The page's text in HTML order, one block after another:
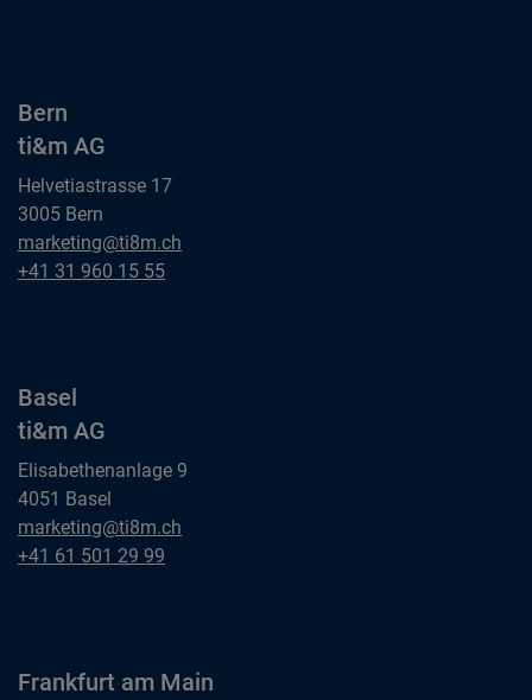
Bern
ti&m AG
Helvetiastrasse 17
3005 Bern
Bern
ti&m AG
marketing@ti8m.ch
Bern
+41 31 960 15 55
Basel
ti&m AG
Elisabethenanlage 9
4051 Basel
Basel
ti&m AG
marketing@ti8m.ch
Basel
+41 61 501 29 99
Frankfurt am Main